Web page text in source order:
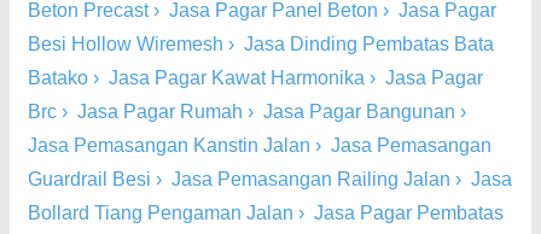
Beton Precast› Jasa Pagar Panel Beton › Jasa Pagar
Besi Hollow Wiremesh › Jasa Dinding Pembatas Bata
Batako › Jasa Pagar Kawat Harmonika › Jasa Pagar
Brc › Jasa Pagar Rumah › Jasa Pagar Bangunan ›
Jasa Pemasangan Kanstin Jalan › Jasa Pemasangan
Guardrail Besi › Jasa Pemasangan Railing Jalan › Jasa
Bollard Tiang Pengaman Jalan › Jasa Pagar Pembatas